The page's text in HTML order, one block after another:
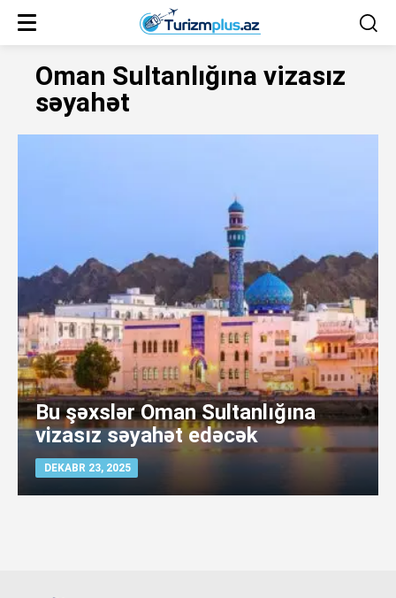
Oman Sultanlığına vizasız
səyahət
Bu şəxslər Oman Sultanlığına
vizasız səyahət edəcək
DEKABR 23, 2025